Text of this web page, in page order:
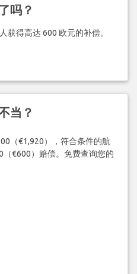
吗？
获得高达 600 欧元的补偿。
当？
（€1,920），符合条件的航
€600）赔偿。免费查询您的